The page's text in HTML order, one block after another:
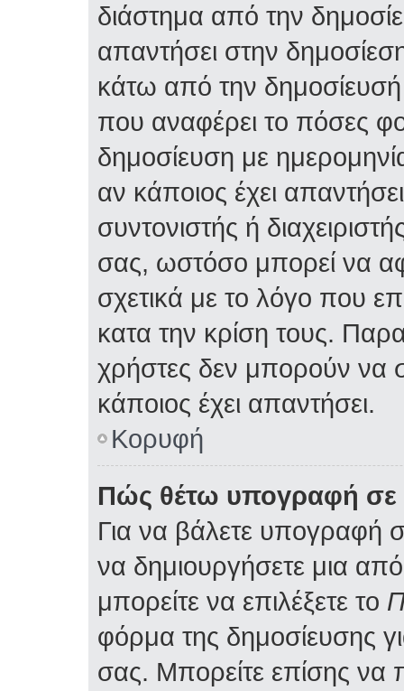
διάστημα από την
απαντήσει στην
κάτω από την
που αναφέρει το πόσες
δημοσίευση με
αν κάποιος έχει
συντονιστής ή
σας, ωστόσο μπορεί να
σχετικά με το λόγο που
κατα την κρίση τους.
χρήστες δεν μπορούν να
κάποιος έχει απαντήσει.
Κορυφή
Πώς θέτω υπογραφή σε
Για να βάλετε υπογραφή
να δημιουργήσετε μια
μπορείτε να επιλέξετε το
φόρμα της δημοσίευσης
σας. Μπορείτε επίσης